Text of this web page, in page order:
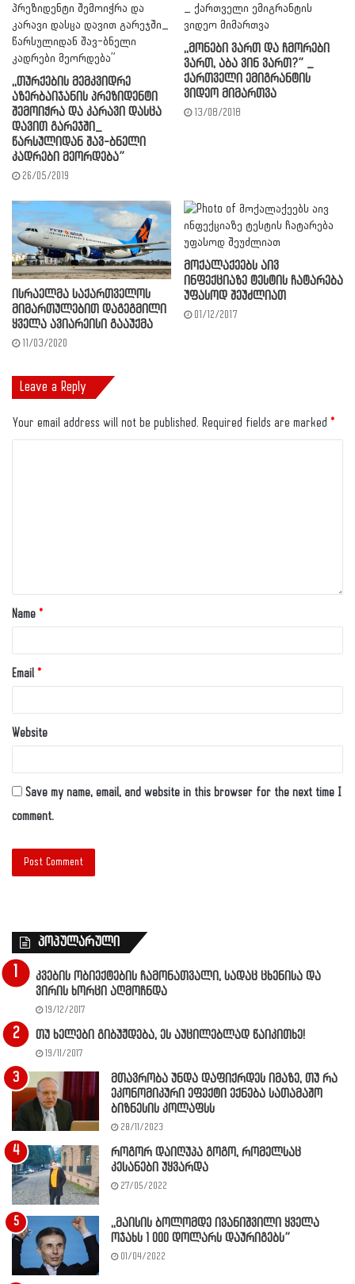
,,თურქების მემკვიდრე
აზერბაიჯანის პრეზიდენტი
შემოიჭრა და კარავი დასცა
დავით გარეჯში_
წარსულიდან შავ-ბნელი
კადრები მეორდება”
26/05/2019
,,მონები ვართ და ჩმორები
ვართ, აბა ვინ ვართ?” _
ქართველი ემიგრანტის
ვიდეო მიმართვა
13/08/2018
ისრაელმა საქართველოს
მიმართულებით დაგეგმილი
ყველა ავიარეისი გააუქმა
11/03/2020
მოქალაქეებს აივ
ინფექციაზე ტესტის ჩატარება
უფასოდ შეუძლიათ
01/12/2017
Leave a Reply
Your email address will not be published. Required fields are marked *
Name *
Email *
Website
Save my name, email, and website in this browser for the next time I
comment.
პოპულარული
კვების ობიექტების ჩამონათვალი, სადაც ცხენისა და
ვირის ხორცი აღმოჩნდა
19/12/2017
თუ ხელები გიბუჟდება, ეს აუცილებლად წაიკითხე!
19/11/2017
მთავრობა უნდა დაფიქრდეს იმაზე, თუ რა
ეკონომიკური ეფექტი ექნება სათამაშო
ბიზნესის კოლაფსს
28/11/2023
როგორ დაიღუპა გოგო, რომელსაც
კესანები უყვარდა
27/05/2022
,,მაისის ბოლომდე ივანიშვილი ყველა
ოჯახს 1 000 დოლარს დაურიგებს”
01/04/2022